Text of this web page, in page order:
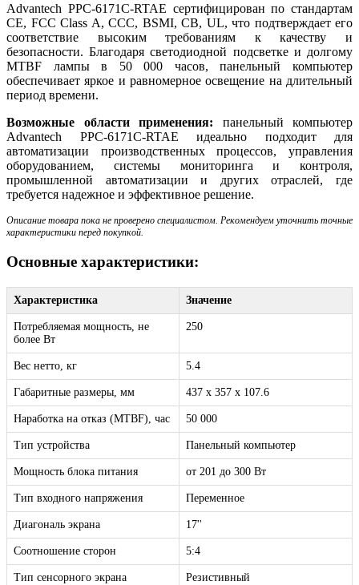
Advantech PPC-6171C-RTAE сертифицирован по стандартам
CE, FCC Class A, CCC, BSMI, CB, UL, что подтверждает его
соответствие высоким требованиям к качеству и
безопасности. Благодаря светодиодной подсветке и долгому
MTBF лампы в 50 000 часов, панельный компьютер
обеспечивает яркое и равномерное освещение на длительный
период времени.
Возможные области применения: панельный компьютер
Advantech PPC-6171C-RTAE идеально подходит для
автоматизации производственных процессов, управления
оборудованием, системы мониторинга и контроля,
промышленной автоматизации и других отраслей, где
требуется надежное и эффективное решение.
Описание товара пока не проверено специалистом. Рекомендуем уточнить точные
характеристики перед покупкой.
Основные характеристики:
Характеристика Значение
Потребляемая мощность, не
более Вт
250
Вес нетто, кг 5.4
Габаритные размеры, мм 437 х 357 х 107.6
Наработка на отказ (MTBF), час 50 000
Тип устройства Панельный компьютер
Мощность блока питания от 201 до 300 Вт
Тип входного напряжения Переменное
Диагональ экрана 17''
Соотношение сторон 5:4
Тип сенсорного экрана Резистивный